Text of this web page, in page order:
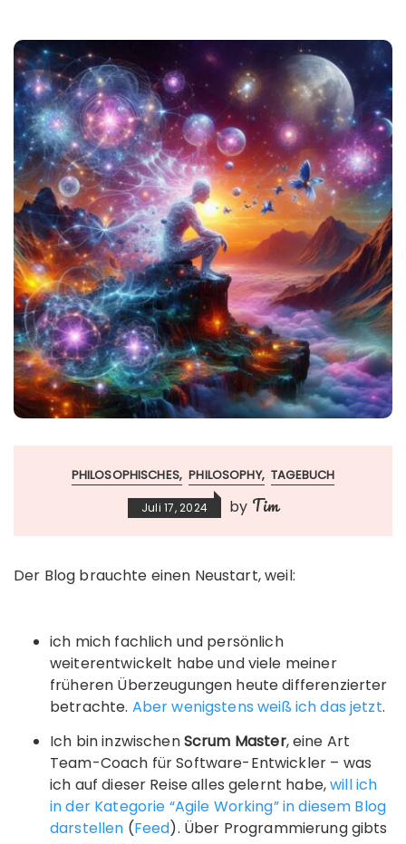
PHILOSOPHISCHES PHILOSOPHY TAGEBUCH
Juli 17, 2024 by Tim
Der Blog brauchte einen Neustart, weil:
ich mich fachlich und persönlich
weiterentwickelt habe und viele meiner
früheren Überzeugungen heute differenzierter
betrachte. Aber wenigstens weiß ich das jetzt.
Ich bin inzwischenScrum Master, eine Art
Team-Coach für Software-Entwickler – was
ich auf dieser Reise alles gelernt habe,will ich
in der Kategorie “Agile Working” in diesem Blog
darstellen (Feed). Über Programmierung gibts